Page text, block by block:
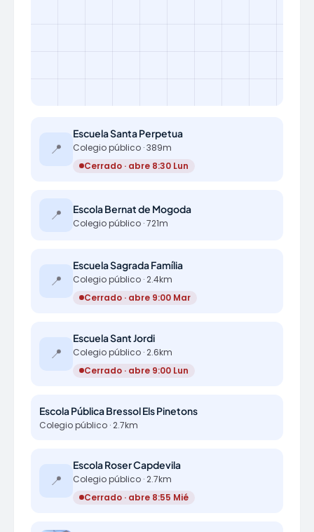
📍
Escuela Santa Perpetua
Colegio público · 389m
Cerrado · abre 8:30 Lun
📍 Escola Bernat de Mogoda
Colegio público · 721m
📍
Escuela Sagrada Família
Colegio público · 2.4km
Cerrado · abre 9:00 Mar
📍
Escuela Sant Jordi
Colegio público · 2.6km
Cerrado · abre 9:00 Lun
Escola Pública Bressol Els Pinetons
Colegio público · 2.7km
📍
Escola Roser Capdevila
Colegio público · 2.7km
Cerrado · abre 8:55 Mié